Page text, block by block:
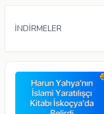
İNDİRMELER